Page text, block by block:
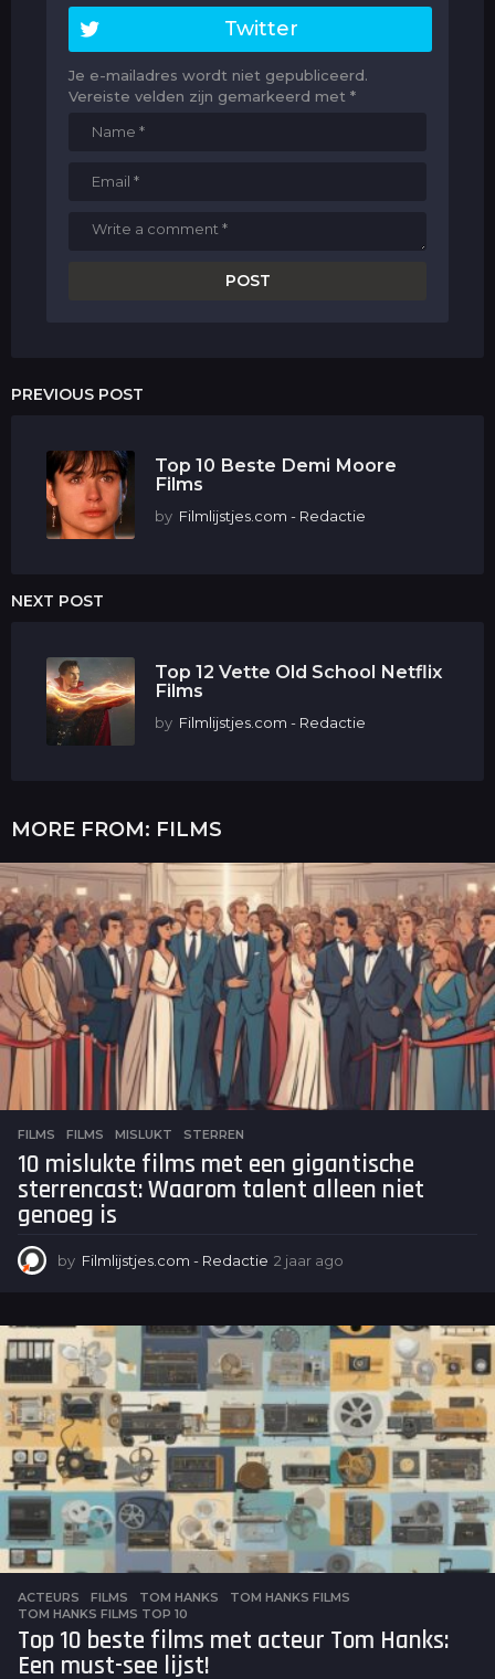
Twitter
Je e-mailadres wordt niet gepubliceerd.
Vereiste velden zijn gemarkeerd met *
PREVIOUS POST
Top 10 Beste Demi Moore
Films
by Filmlijstjes.com - Redactie
NEXT POST
Top 12 Vette Old School Netflix
Films
by Filmlijstjes.com - Redactie
MORE FROM: FILMS
FILMS FILMS ,MISLUKT ,STERREN
10 mislukte films met een gigantische
sterrencast: Waarom talent alleen niet
genoeg is
by Filmlijstjes.com - Redactie 2 jaar ago
a
r
a
g
o
ACTEURS ,FILMS TOM HANKS ,TOM HANKS FILMS
TOM HANKS FILMS TOP 10
Top 10 beste films met acteur Tom Hanks:
Een must-see lijst!